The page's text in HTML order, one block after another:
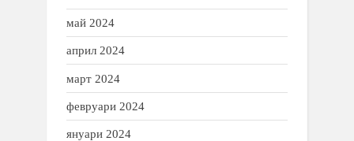
май 2024
април 2024
март 2024
февруари 2024
януари 2024